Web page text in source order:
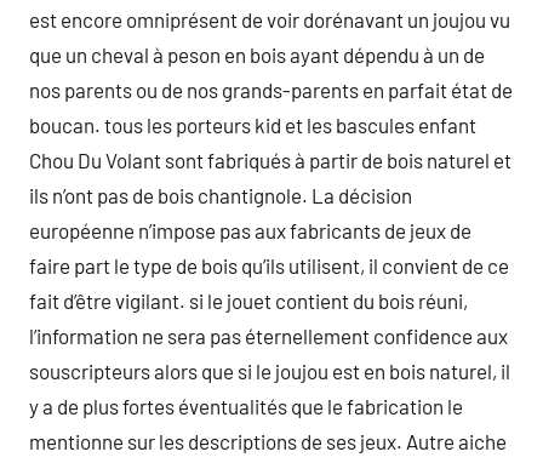
est encore omniprésent de voir dorénavant un joujou vu
que un cheval à peson en bois ayant dépendu à un de
nos parents ou de nos grands-parents en parfait état de
boucan. tous les porteurs kid et les bascules enfant
Chou Du Volant sont fabriqués à partir de bois naturel et
ils n’ont pas de bois chantignole. La décision
européenne n’impose pas aux fabricants de jeux de
faire part le type de bois qu’ils utilisent, il convient de ce
fait d’être vigilant. si le jouet contient du bois réuni,
l’information ne sera pas éternellement confidence aux
souscripteurs alors que si le joujou est en bois naturel, il
y a de plus fortes éventualités que le fabrication le
mentionne sur les descriptions de ses jeux. Autre aiche